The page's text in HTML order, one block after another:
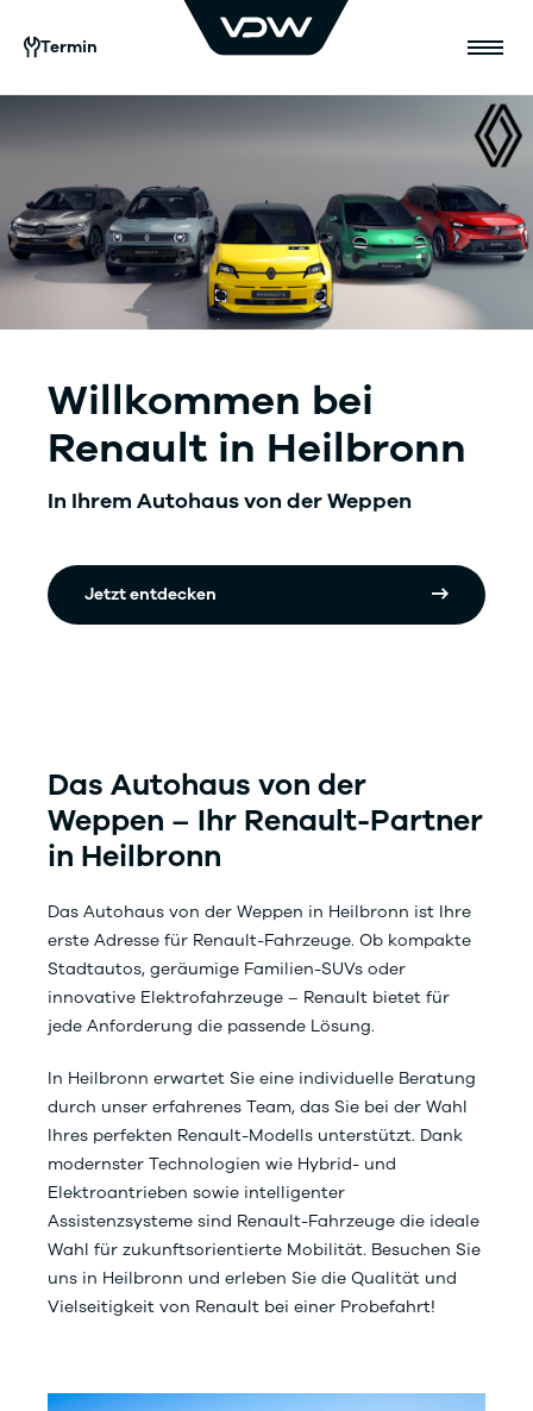
Termin
Willkommen bei
Renault in Heilbronn
In Ihrem Autohaus von der Weppen
Jetzt entdecken
Das Autohaus von der
Weppen – Ihr Renault-Partner
in Heilbronn
Das Autohaus von der Weppen in Heilbronn ist Ihre
erste Adresse für Renault-Fahrzeuge. Ob kompakte
Stadtautos, geräumige Familien-SUVs oder
innovative Elektrofahrzeuge – Renault bietet für
jede Anforderung die passende Lösung.
In Heilbronn erwartet Sie eine individuelle Beratung
durch unser erfahrenes Team, das Sie bei der Wahl
Ihres perfekten Renault-Modells unterstützt. Dank
modernster Technologien wie Hybrid- und
Elektroantrieben sowie intelligenter
Assistenzsysteme sind Renault-Fahrzeuge die ideale
Wahl für zukunftsorientierte Mobilität. Besuchen Sie
uns in Heilbronn und erleben Sie die Qualität und
Vielseitigkeit von Renault bei einer Probefahrt!